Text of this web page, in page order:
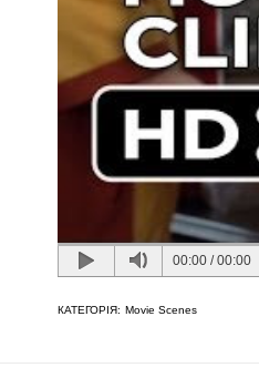
00:00 /00:00
КАТЕГОРІЯ: Movie Scenes